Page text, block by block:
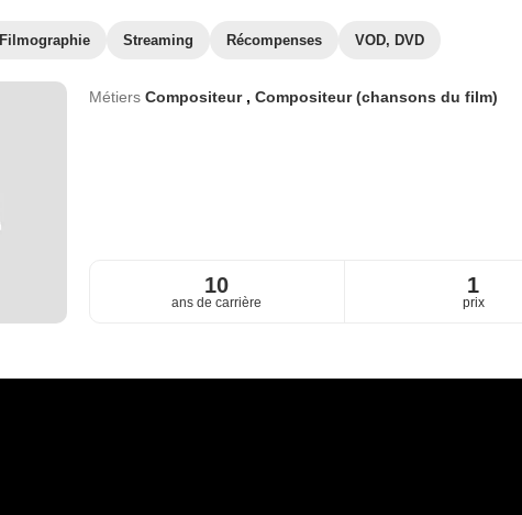
Filmographie Streaming Récompenses VOD, DVD
Métiers Compositeur , Compositeur (chansons du film)
10
ans de carrière
1
prix